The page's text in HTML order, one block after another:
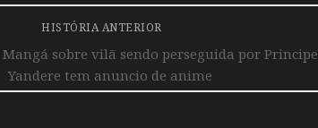
HISTÓRIA ANTERIOR
sobre vilã sendo perseguida por Principe
Yandere tem anuncio de anime